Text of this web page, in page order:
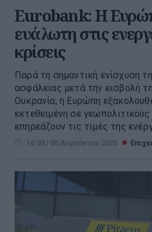
Eurobank: Η
ευάλωτη στις
κρίσεις
Παρά τη σημαντική ενίσχυση
ασφάλειας μετά την εισβολή
Ουκρανία, η Ευρώπη
εκτεθειμένη σε
επηρεάζουν τις τιμές της
16:08 | 06 Αυγούστου 2026